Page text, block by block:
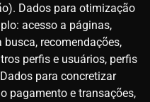
Dados para otimização
acesso a páginas,
recomendações,
perfis e usuários, perfis
para concretizar
pagamento e transações,